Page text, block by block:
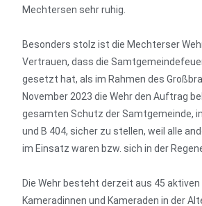
Mechtersen sehr ruhig.
Besonders stolz ist die Mechterser
Vertrauen, dass die
gesetzt hat, als im Rahmen des
November 2023 die Wehr den Auftrag
gesamten Schutz der Samtgemeinde,
und B 404, sicher zu stellen, weil alle
im Einsatz waren bzw. sich in der
Die Wehr besteht derzeit aus 45
Kameradinnen und Kameraden in der